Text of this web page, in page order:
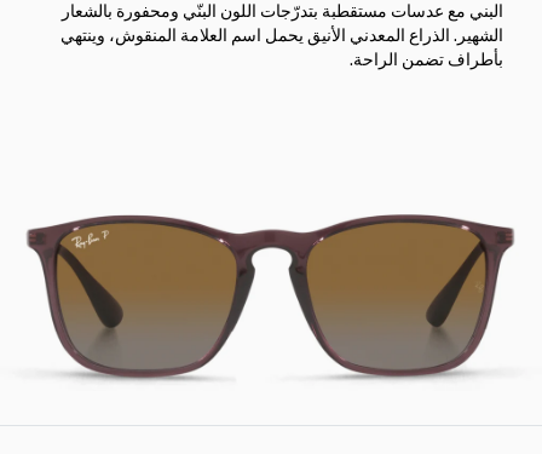
البني مع عدسات مستقطبة بتدرّجات اللون البنّي ومحفورة بالشعار
الشهير. الذراع المعدني الأنيق يحمل اسم العلامة المنقوش، وينتهي
بأطراف تضمن الراحة.